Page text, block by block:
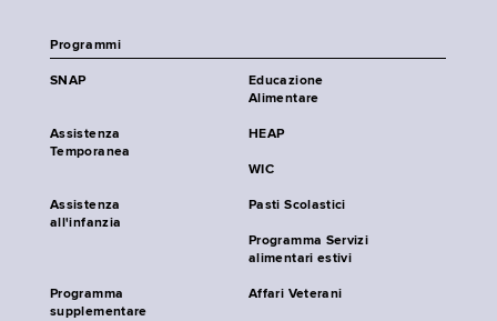
Programmi
SNAP
Educazione
Alimentare
Assistenza
Temporanea
HEAP
WIC
Assistenza
all'infanzia
Pasti Scolastici
Programma Servizi
alimentari estivi
Programma
supplementare
Affari Veterani